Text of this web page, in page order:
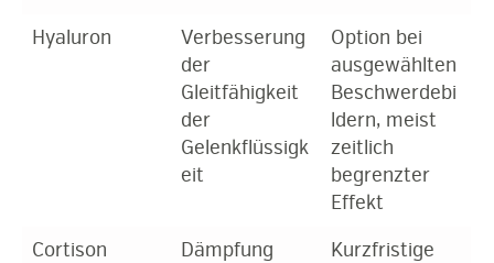
Hyaluron
Verbesserung
der
Gleitfähigkeit
der
Gelenkflüssigk
eit
Option bei
ausgewählten
Beschwerdebi
ldern, meist
zeitlich
begrenzter
Effekt
Cortison
Dämpfung
Kurzfristige